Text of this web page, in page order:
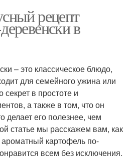
рецепт
в
– это классическое блюдо,
для семейного ужина или
секрет в простоте и
а также в том, что он
делает его полезнее, чем
статье мы расскажем вам, как
ароматный картофель по-
всем без исключения.